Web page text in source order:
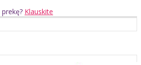
Klauskite